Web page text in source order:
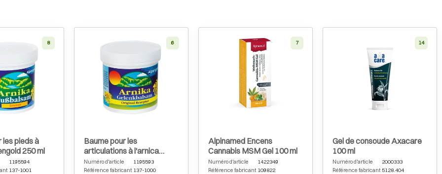
8
les pieds à
250 ml
1195594
137-1001
6
Baume pour les
articulations à l'arnica
Alpengold 250 ml
Numéro d'article
1195593
Référence fabricant 137-1000
7
Alpinamed Encens
Cannabis MSM Gel 100 ml
Numéro d'article
1422349
Référence fabricant 109822
14
Gel de consoude Axacare
100 ml
Numéro d'article
2000333
Référence fabricant 5128.404